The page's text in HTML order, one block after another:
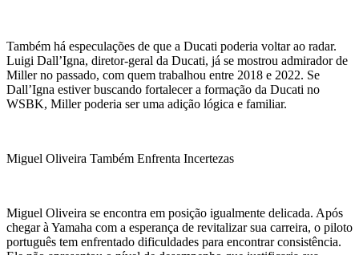
Também há especulações de que a Ducati poderia voltar ao radar.
Luigi Dall’Igna, diretor-geral da Ducati, já se mostrou admirador de
Miller no passado, com quem trabalhou entre 2018 e 2022. Se
Dall’Igna estiver buscando fortalecer a formação da Ducati no
WSBK, Miller poderia ser uma adição lógica e familiar.
Miguel Oliveira Também Enfrenta Incertezas
Miguel Oliveira se encontra em posição igualmente delicada. Após
chegar à Yamaha com a esperança de revitalizar sua carreira, o piloto
português tem enfrentado dificuldades para encontrar consistência.